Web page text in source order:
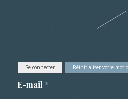
PRIMARY TABS
Se connecter Réinitialiser votre mot
E-mail *